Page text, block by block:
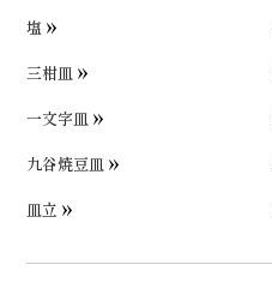
塩
三柑皿
一文字皿
九谷焼豆皿
皿立